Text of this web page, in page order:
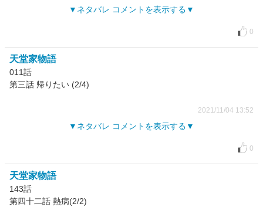
ネタバレ コメントを表示する
0
天堂家物語
011話
第三話 帰りたい (2/4)
2021/11/04 13:52
ネタバレ コメントを表示する
0
天堂家物語
143話
第四十二話 熱病(2/2)